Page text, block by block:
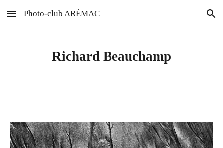
Skip to main content Skip to navigation
Photo-club ARÉMAC
Richard Beauchamp